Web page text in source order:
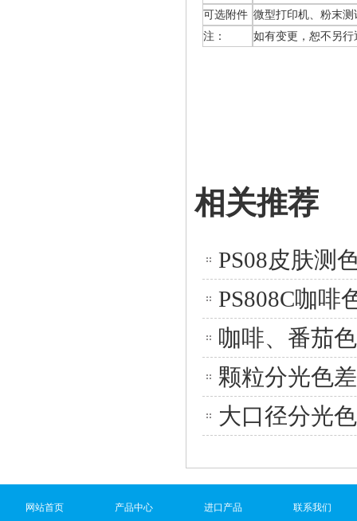
可选附件 微型打印机、粉末测
注：
如有变更，恕不另行
相关推荐
PS08皮肤测
PS808C咖啡
咖啡、番茄
颗粒分光色
大口径分光
网站首页 产品中心 进口产品 联系我们